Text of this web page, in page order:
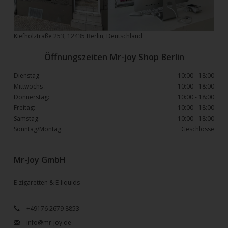
Mr-Joy GmbH
E-zigaretten & E-liquids
+49176 2679 8853
info@mr-joy.de
Kiefholztraße 253, 12435 Berlin, Deutschland
Öffnungszeiten Mr-joy Shop Berlin
Dienstag:
10:00 - 18:00
Mittwochs :
10:00 - 18:00
Donnerstag:
10:00 - 18:00
Freitag:
10:00 - 18:00
Samstag:
10:00 - 18:00
Sonntag/Montag:
Geschlosse